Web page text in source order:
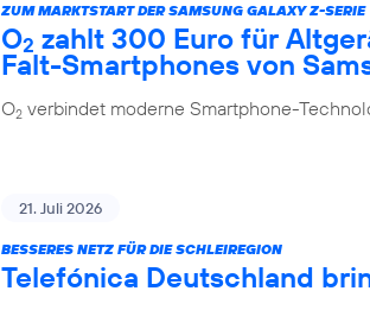
ZUM MARKTSTART DER SAMSUNG GALAXY Z-SERIE
O2 zahlt 300 Euro für
Falt-Smartphones von
O2 verbindet moderne Smartphone-
21. Juli 2026
BESSERES NETZ FÜR DIE SCHLEIREGION
Telefónica Deutschland